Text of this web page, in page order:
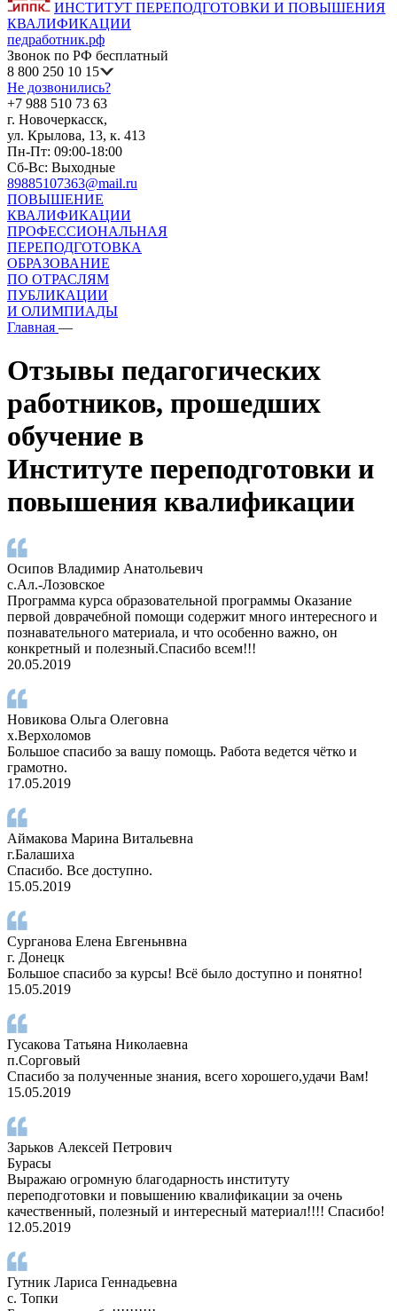
ИНСТИТУТ ПЕРЕПОДГОТОВКИ И ПОВЫШЕНИЯ
КВАЛИФИКАЦИИ
педработник.рф
Звонок по РФ бесплатный
8 800 250 10 15
Не дозвонились?
+7 988 510 73 63
г. Новочеркасск,
ул. Крылова, 13, к. 413
Пн-Пт: 09:00-18:00
Сб-Вс: Выходные
89885107363@mail.ru
ПОВЫШЕНИЕ
КВАЛИФИКАЦИИ
ПРОФЕССИОНАЛЬНАЯ
ПЕРЕПОДГОТОВКА
ОБРАЗОВАНИЕ
ПО ОТРАСЛЯМ
ПУБЛИКАЦИИ
И ОЛИМПИАДЫ
Главная —
Отзывы педагогических
работников, прошедших
обучение в
Институте переподготовки и
повышения квалификации
Осипов Владимир Анатольевич
с.Ал.-Лозовское
Программа курса образовательной программы Оказание
первой доврачебной помощи содержит много интересного и
познавательного материала, и что особенно важно, он
конкретный и полезный.Спасибо всем!!!
20.05.2019
Новикова Ольга Олеговна
х.Верхоломов
Большое спасибо за вашу помощь. Работа ведется чётко и
грамотно.
17.05.2019
Аймакова Марина Витальевна
г.Балашиха
Спасибо. Все доступно.
15.05.2019
Сурганова Елена Евгеньнвна
г. Донецк
Большое спасибо за курсы! Всё было доступно и понятно!
15.05.2019
Гусакова Татьяна Николаевна
п.Сорговый
Спасибо за полученные знания, всего хорошего,удачи Вам!
15.05.2019
Зарьков Алексей Петрович
Бурасы
Выражаю огромную благодарность институту
переподготовки и повышению квалификации за очень
качественный, полезный и интересный материал!!!! Спасибо!
12.05.2019
Гутник Лариса Геннадьевна
с. Топки